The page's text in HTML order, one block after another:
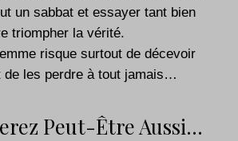
un sabbat et essayer tant bien
triompher la vérité.
risque surtout de décevoir
de les perdre à tout jamais…
Peut-Être Aussi…